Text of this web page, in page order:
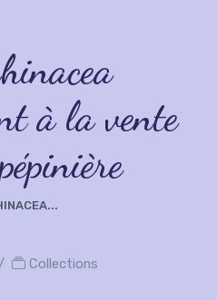
à la vente
Collections